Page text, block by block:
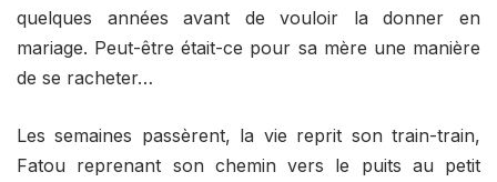
quelques années avant de vouloir la donner en
mariage. Peut-être était-ce pour sa mère une manière
de se racheter…
Les semaines passèrent, la vie reprit son train-train,
Fatou reprenant son chemin vers le puits au petit